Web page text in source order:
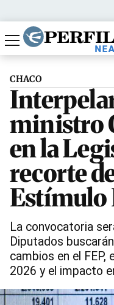
Política
Economía
Actualidad
CHACO
ministro
en la
recorte
Estímulo
La convocatoria
Diputados
cambios en el
2026 y el impacto